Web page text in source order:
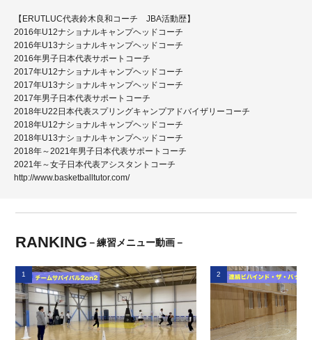
【ERUTLUC代表鈴木良和コーチ JBA活動歴】
2016年U12ナショナルキャンプヘッドコーチ
2016年U13ナショナルキャンプヘッドコーチ
2016年男子日本代表サポートコーチ
2017年U12ナショナルキャンプヘッドコーチ
2017年U13ナショナルキャンプヘッドコーチ
2017年男子日本代表サポートコーチ
2018年U22日本代表スプリングキャンプアドバイザリーコーチ
2018年U12ナショナルキャンプヘッドコーチ
2018年U13ナショナルキャンプヘッドコーチ
2018年～2021年男子日本代表サポートコーチ
2021年～女子日本代表アシスタントコーチ
http://www.basketballtutor.com/
RANKING －練習メニュー動画－
1 2